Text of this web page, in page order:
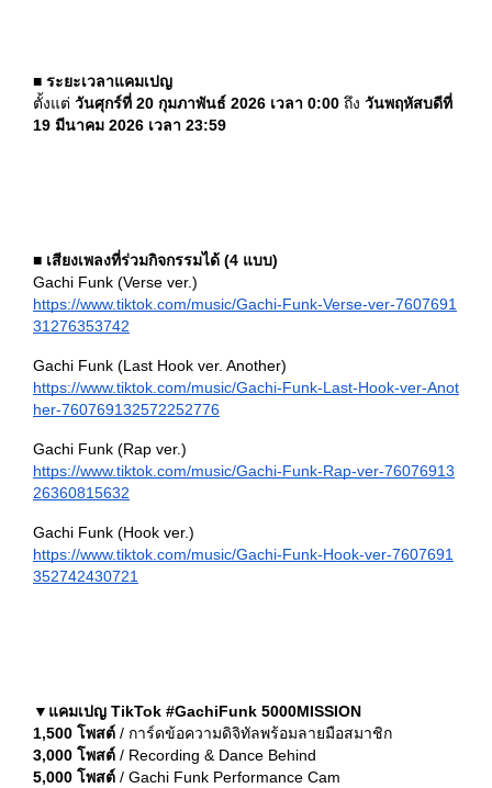
■ ระยะเวลาแคมเปญ
ตั้งแต่ วันศุกร์ที่ 20 กุมภาพันธ์ 2026 เวลา 0:00 ถึง วันพฤหัสบดีที่
19 มีนาคม 2026 เวลา 23:59
■ เสียงเพลงที่ร่วมกิจกรรมได้ (4 แบบ)
Gachi Funk (Verse ver.)
https://www.tiktok.com/music/Gachi-Funk-Verse-ver-7607691
31276353742
Gachi Funk (Last Hook ver. Another)
https://www.tiktok.com/music/Gachi-Funk-Last-Hook-ver-Anot
her-760769132572252776
Gachi Funk (Rap ver.)
https://www.tiktok.com/music/Gachi-Funk-Rap-ver-76076913
26360815632
Gachi Funk (Hook ver.)
https://www.tiktok.com/music/Gachi-Funk-Hook-ver-7607691
352742430721
▼ แคมเปญ TikTok #GachiFunk 5000MISSION
1,500 โพสต์ / การ์ดข้อความดิจิทัลพร้อมลายมือสมาชิก
3,000 โพสต์ / Recording & Dance Behind
5,000 โพสต์ / Gachi Funk Performance Cam